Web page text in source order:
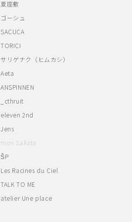
夏座敷
ゴーシュ
SACUCA
TORICI
サリゲナク（ヒムカシ）
Aeta
ANSPINNEN
_cthruit
eleven 2nd
Jens
mon Sakata
ŠP
Les Racines du Ciel
TALK TO ME
atelier Une place